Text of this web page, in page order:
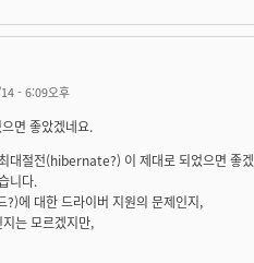
- 6:09오후
면 좋았겠네요.
대절전(hibernate?) 이 제대로 되었으면 좋
니다.
?)에 대한 드라이버 지원의 문제인지,
는 모르겠지만,